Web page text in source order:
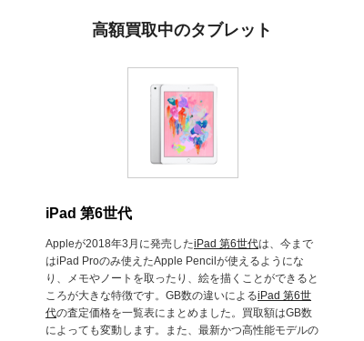
高額買取中のタブレット
iPad 第6世代
Appleが2018年3月に発売したiPad 第6世代は、今まで
はiPad Proのみ使えたApple Pencilが使えるようにな
り、メモやノートを取ったり、絵を描くことができると
ころが大きな特徴です。GB数の違いによるiPad 第6世
代の査定価格を一覧表にまとめました。買取額はGB数
によっても変動します。また、最新かつ高性能モデルの